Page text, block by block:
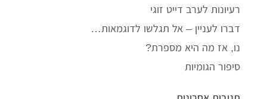
רעיונות לערב דייט זוגי
דברו לעניין – אל תגלשו לדוגמאות…
נו, אז מה היא מספרת?
סיפור הגומיות